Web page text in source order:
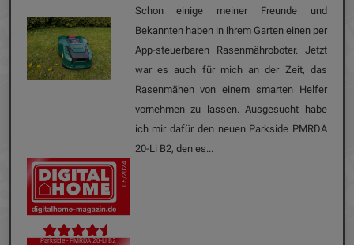
Schon einige meiner Freunde und
Bekannten haben in ihrem Garten einen per
App-steuerbaren Rasenmähroboter. Jetzt
war es auch für mich an der Zeit, das
Rasenmähen von einem smarten Helfer
vornehmen zu lassen. Ausgesucht habe
ich mir dafür den neuen Parkside PMRDA
20-Li B2, den es...
05/2024
Parkside - PMRDA 20-Li B2